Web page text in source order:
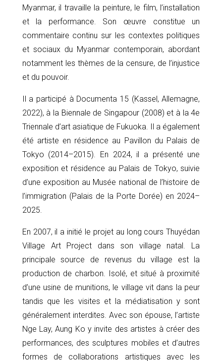
Myanmar, il travaille la peinture, le film, l’installation
et la performance. Son œuvre constitue un
commentaire continu sur les contextes politiques
et sociaux du Myanmar contemporain, abordant
notamment les thèmes de la censure, de l’injustice
et du pouvoir.
Il a participé à Documenta 15 (Kassel, Allemagne,
2022), à la Biennale de Singapour (2008) et à la 4e
Triennale d’art asiatique de Fukuoka. Il a également
été artiste en résidence au Pavillon du Palais de
Tokyo (2014–2015). En 2024, il a présenté une
exposition et résidence au Palais de Tokyo, suivie
d’une exposition au Musée national de l’histoire de
l’immigration (Palais de la Porte Dorée) en 2024–
2025.
En 2007, il a initié le projet au long cours Thuyédan
Village Art Project dans son village natal. La
principale source de revenus du village est la
production de charbon. Isolé, et situé à proximité
d’une usine de munitions, le village vit dans la peur
tandis que les visites et la médiatisation y sont
généralement interdites. Avec son épouse, l’artiste
Nge Lay, Aung Ko y invite des artistes à créer des
performances, des sculptures mobiles et d’autres
formes de collaborations artistiques avec les